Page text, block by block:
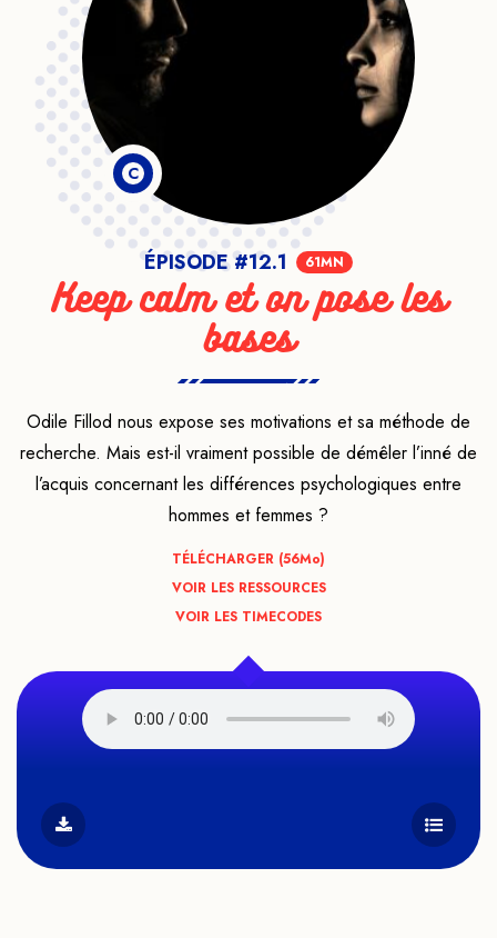
C
ÉPISODE #12.1 61MN
Keep calm et on pose les
bases
Odile Fillod nous expose ses motivations et sa méthode de
recherche. Mais est-il vraiment possible de démêler l’inné de
l’acquis concernant les différences psychologiques entre
hommes et femmes ?
TÉLÉCHARGER (56Mo)
VOIR LES RESSOURCES
VOIR LES TIMECODES